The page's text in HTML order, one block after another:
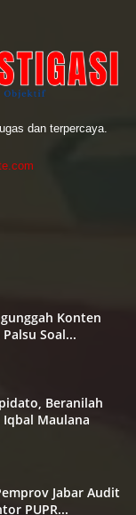
dan terpercaya.
Konten
Soal...
Beranilah
Maulana
Jabar Audit
PUPR...